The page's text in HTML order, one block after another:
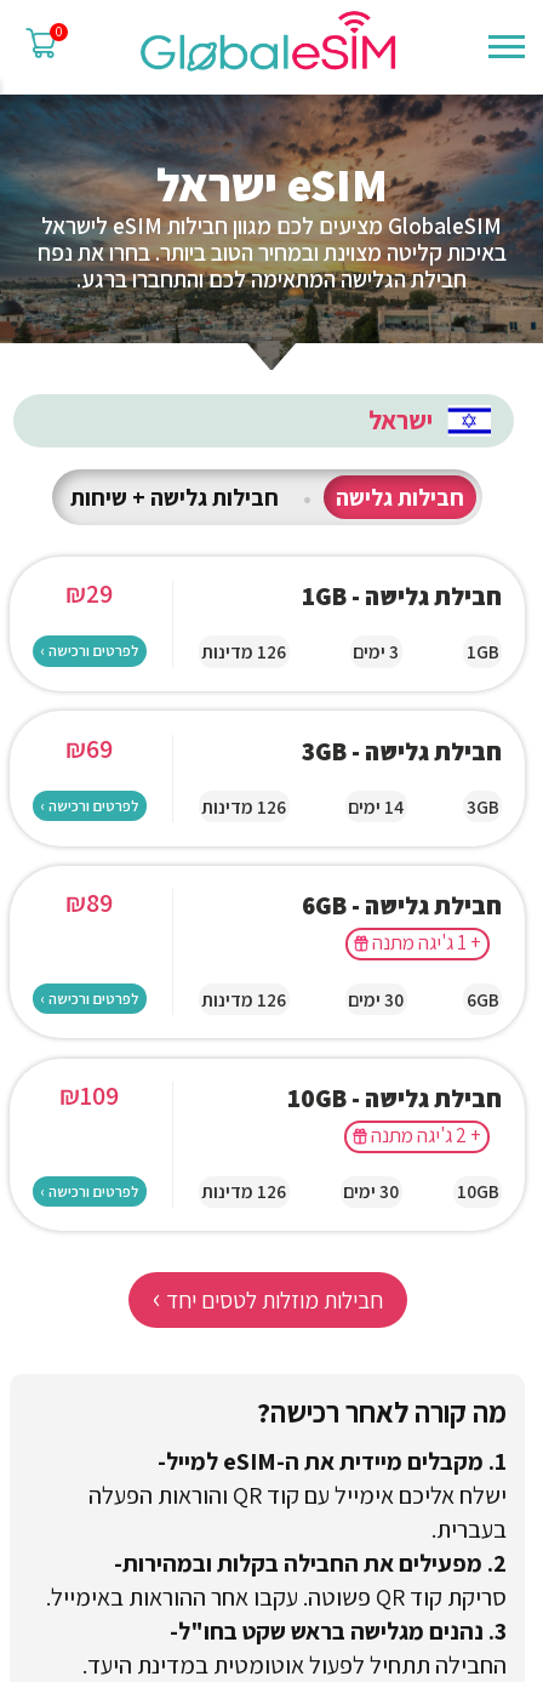
0
eSIM ישראל
GlobaleSIM מציעים לכם מגוון חבילות eSIM לישראל
באיכות קליטה מצוינת ובמחיר הטוב ביותר. בחרו את נפח
חבילת הגלישה המתאימה לכם והתחברו ברגע.
ישראל
חבילות גלישה • חבילות גלישה + שיחות
חבילת גלישה - 1GB
1GB 3 ימים 126 מדינות
₪29
לפרטים ורכישה ›
חבילת גלישה - 3GB
3GB 14 ימים 126 מדינות
₪69
לפרטים ורכישה ›
חבילת גלישה - 6GB
+ 1 ג'יגה מתנה
6GB 30 ימים 126 מדינות
₪89
לפרטים ורכישה ›
חבילת גלישה - 10GB
+ 2 ג'יגה מתנה
10GB 30 ימים 126 מדינות
₪109
לפרטים ורכישה ›
חבילות מוזלות לטסים יחד ›
מה קורה לאחר רכישה?
1. מקבלים מיידית את ה-eSIM למייל-
ישלח אליכם אימייל עם קוד QR והוראות הפעלה
בעברית.
2. מפעילים את החבילה בקלות ובמהירות-
סריקת קוד QR פשוטה. עקבו אחר ההוראות באימייל.
3. נהנים מגלישה בראש שקט בחו"ל-
החבילה תתחיל לפעול אוטומטית במדינת היעד.